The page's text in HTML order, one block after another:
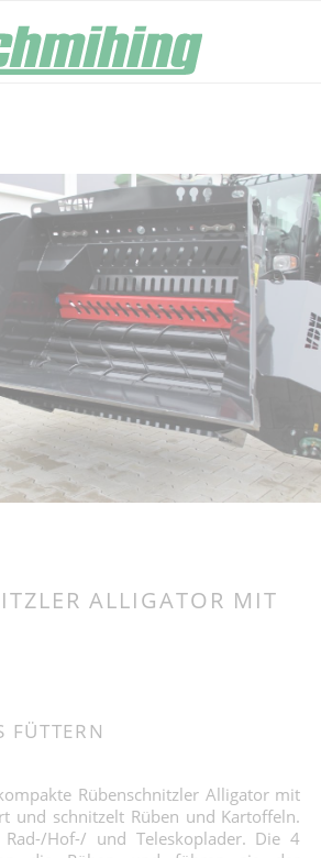
ALLIGATOR MIT
FÜTTERN
Rübenschnitzler Alligator mit
und schnitzelt Rüben und Kartoffeln.
Hof-/ und Teleskoplader. Die 4